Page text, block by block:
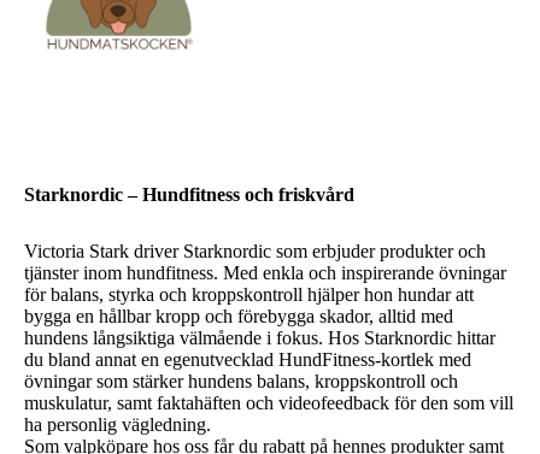
Starknordic – Hundfitness och friskvård
Victoria Stark driver Starknordic som erbjuder produkter och
tjänster inom hundfitness. Med enkla och inspirerande övningar
för balans, styrka och kroppskontroll hjälper hon hundar att
bygga en hållbar kropp och förebygga skador, alltid med
hundens långsiktiga välmående i fokus. Hos Starknordic hittar
du bland annat en egenutvecklad HundFitness-kortlek med
övningar som stärker hundens balans, kroppskontroll och
muskulatur, samt faktahäften och videofeedback för den som vill
ha personlig vägledning.
Som valpköpare hos oss får du rabatt på hennes produkter samt